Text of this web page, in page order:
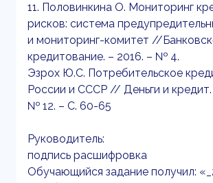
11. Половинкина О. Мониторинг
рисков: система
и мониторинг-комитет //
кредитование. – 2016. – № 4.
Эзрох Ю.С. Потребительское
России и СССР // Деньги и кредит.
№ 12. – С. 60-65
Руководитель:
подпись расшифровка
Обучающийся задание получил: